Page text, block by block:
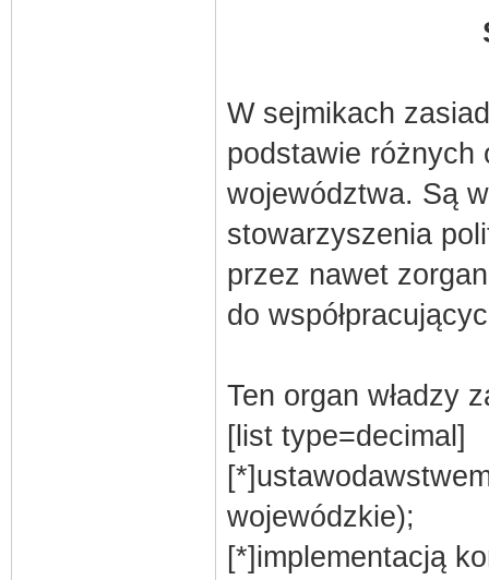
W sejmikach
podstawie różnych
województwa. Są
stowarzyszenia
przez nawet
do
Ten organ władzy
[list type=decimal]
wojewódzkie);
[*]implementacją